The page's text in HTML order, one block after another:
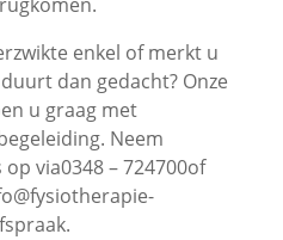
enkel of merkt u
dan gedacht? Onze
u graag met
Neem
via0348 – 724700of